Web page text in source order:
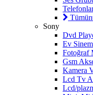
Sony
Dvd
Ev
Fotoğraf
Gsm
Kamera
Lcd Tv
Lcd/